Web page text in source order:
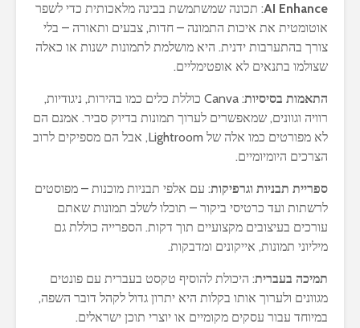
AI Enhance: תכונה שמשתמשת בבינה מלאכותית כדי לשפר
אוטומטית את איכות התמונה – חדות, צבעים ותאורה – בלי
צורך בהתערבות ידנית. היא מושלמת לתמונות ישנות או כאלה
שצולמו בתנאים לא אופטימליים.
התאמות בסיסיות
: Canva כוללת כלים כמו בהירות, ניגודיות,
רוויה וגוונים, שמאפשרים לערוך תמונות בדיוק סביר. אמנם הם
לא מפורטים כמו אלה של Lightroom, אבל הם מספיקים לרוב
הצרכים היומיומיים.
ספריית תבניות וגרפיקות: עם אלפי תבניות מוכנות – מפוסטים
לרשתות ועד כרטיסי ביקור – תוכלו לשלב תמונות שאתם
עורכים בעיצובים מקצועיים תוך דקות. הספרייה כוללת גם
מיליוני תמונות, אייקונים ומדבקות.
תמיכה בעברית: היכולת להוסיף טקסט בעברית עם פונטים
מגוונים ולערוך אותו בקלות היא יתרון גדול לקהל דובר השפה,
במיוחד עבור עסקים מקומיים או יוצרי תוכן ישראלים.